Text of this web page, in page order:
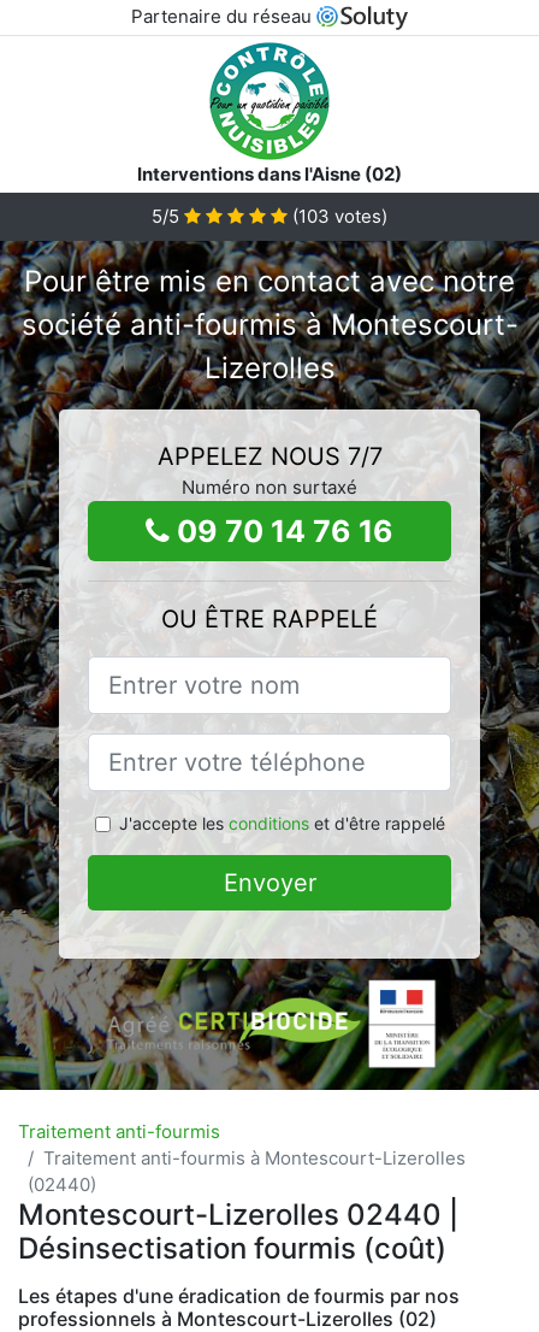
Partenaire du réseau
Interventions dans l'Aisne (02)
5/5
(103 votes)
Pour être mis en contact avec notre
société anti-fourmis à Montescourt-
Lizerolles
APPELEZ NOUS 7/7
Numéro non surtaxé
09 70 14 76 16
OU ÊTRE RAPPELÉ
J'accepte les conditionset d'être rappelé
Envoyer
Traitement anti-fourmis
Traitement anti-fourmis à Montescourt-Lizerolles
(02440)
Montescourt-Lizerolles 02440 |
Désinsectisation fourmis (coût)
Les étapes d'une éradication de fourmis par nos
professionnels à Montescourt-Lizerolles (02)